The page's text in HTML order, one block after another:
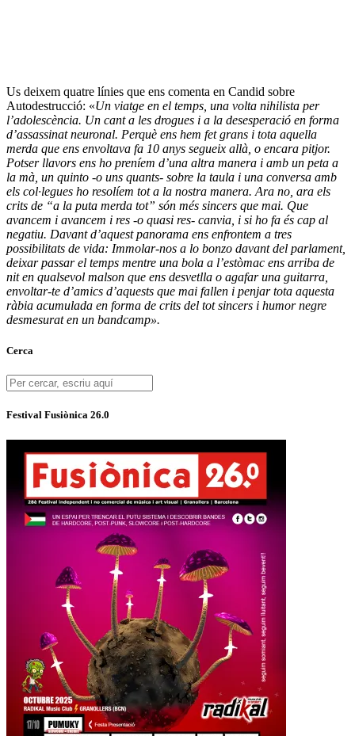
Us deixem quatre línies que ens comenta en Candid sobre
Autodestrucció: «Un viatge en el temps, una volta nihilista per
l’adolescència. Un cant a les drogues i a la desesperació en forma
d’assassinat neuronal. Perquè ens hem fet grans i tota aquella
merda que ens envoltava fa 10 anys segueix allà, o encara pitjor.
Potser llavors ens ho preníem d’una altra manera i amb un peta a
la mà, un quinto -o uns quants- sobre la taula i una conversa amb
els col·legues ho resolíem tot a la nostra manera. Ara no, ara els
crits de “a la puta merda tot” són més sincers que mai. Que
avancem i avancem i res -o quasi res- canvia, i si ho fa és cap al
negatiu. Davant d’aquest panorama ens enfrontem a tres
possibilitats de vida: Immolar-nos a lo bonzo davant del parlament,
deixar passar el temps mentre una bola a l’estòmac ens arriba de
nit en qualsevol malson que ens desvetlla o agafar una guitarra,
envoltar-te d’amics d’aquests que mai fallen i penjar tota aquesta
ràbia acumulada en forma de crits del tot sincers i humor negre
desmesurat en un bandcamp».
Cerca
Festival Fusiònica 26.0